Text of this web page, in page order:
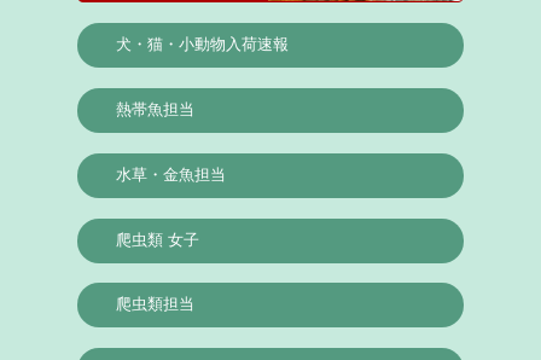
犬・猫・小動物入荷速報
熱帯魚担当
水草・金魚担当
爬虫類 女子
爬虫類担当